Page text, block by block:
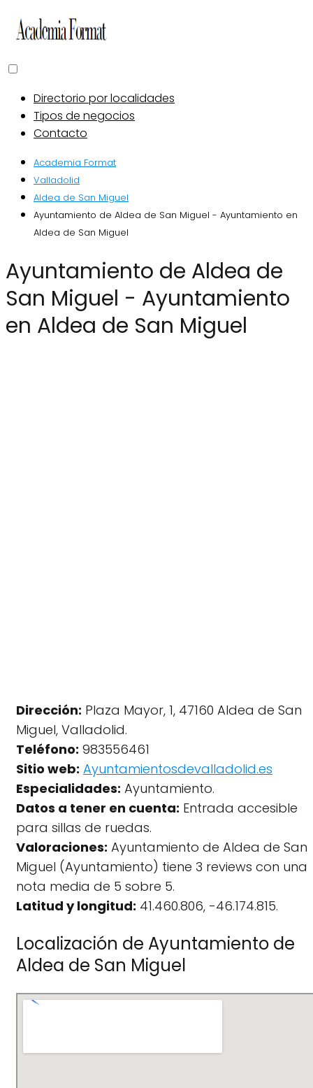
Directorio por localidades
Tipos de negocios
Contacto
Academia Format
Valladolid
Aldea de San Miguel
Ayuntamiento de Aldea de San Miguel - Ayuntamiento en
Aldea de San Miguel
Ayuntamiento de Aldea de
San Miguel - Ayuntamiento
en Aldea de San Miguel
Dirección: Plaza Mayor, 1, 47160 Aldea de San
Miguel, Valladolid.
Teléfono: 983556461
Sitio web: Ayuntamientosdevalladolid.es
Especialidades: Ayuntamiento.
Datos a tener en cuenta: Entrada accesible
para sillas de ruedas.
Valoraciones: Ayuntamiento de Aldea de San
Miguel (Ayuntamiento) tiene 3 reviews con una
nota media de 5 sobre 5.
Latitud y longitud: 41.460.806, -46.174.815.
Localización de Ayuntamiento de
Aldea de San Miguel